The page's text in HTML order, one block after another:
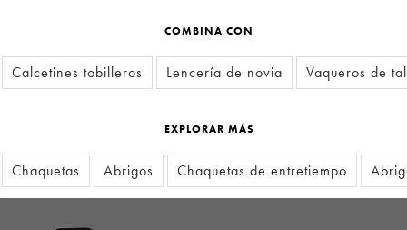
COMBINA CON
Calcetines tobilleros Lencería de novia Vaqueros de
EXPLORAR MÁS
Chaquetas Abrigos Chaquetas de entretiempo